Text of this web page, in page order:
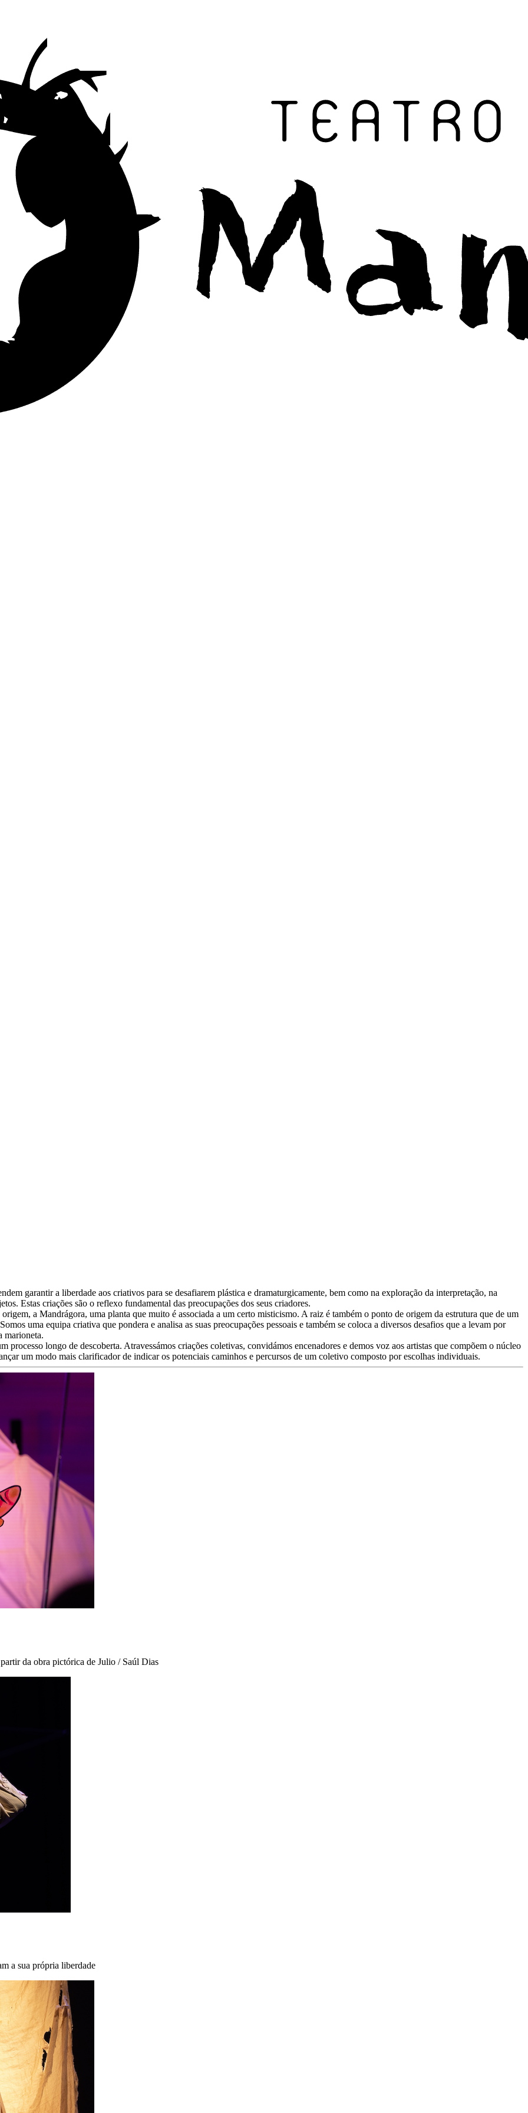
garantir a liberdade aos criativos para se desafiarem plástica e dramaturgicamente, bem como na exploração da interpretação, na
Estas criações são o reflexo fundamental das preocupações dos seus criadores.
a Mandrágora, uma planta que muito é associada a um certo misticismo. A raiz é também o ponto de origem da estrutura que de um
uma equipa criativa que pondera e analisa as suas preocupações pessoais e também se coloca a diversos desafios que a levam por
marioneta.
processo longo de descoberta. Atravessámos criações coletivas, convidámos encenadores e demos voz aos artistas que compõem o núcleo
um modo mais clarificador de indicar os potenciais caminhos e percursos de um coletivo composto por escolhas individuais.
da obra pictórica de Julio / Saúl Dias
a sua própria liberdade